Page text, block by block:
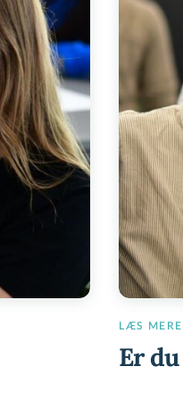
LÆS MERE
Er du